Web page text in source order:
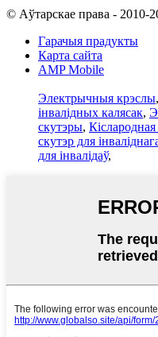
© Аўтарскае права - 2010-
Гарачыя прадукты
Карта сайта
AMP Mobile
Электрычныя крэслы,
інвалідных калясак,
скутэры,
скутэр для
для інвалідаў,